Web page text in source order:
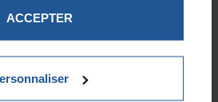
ACCEPTER
tremplin pour les jeunes